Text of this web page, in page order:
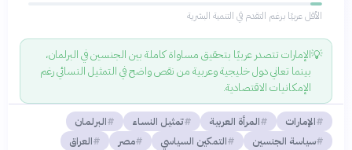
الأقل عربيًا برغم التقدم في التنمية البشرية
💡الإمارات تتصدر عربيًا بتحقيق مساواة كاملة بين الجنسين في البرلمان،
بينما تعاني دول خليجية وعربية من نقص واضح في التمثيل النسائي رغم
الإمكانيات الاقتصادية.
الإمارات المرأة العربية تمثيل النساء
البرلمان
سياسة الجنسين
التمكين السياسي مصر
العراق